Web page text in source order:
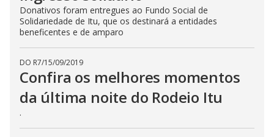
Donativos foram entregues ao Fundo Social de
Solidariedade de Itu, que os destinará a entidades
beneficentes e de amparo
DO R7/15/09/2019
Confira os melhores momentos
da última noite do Rodeio Itu
.